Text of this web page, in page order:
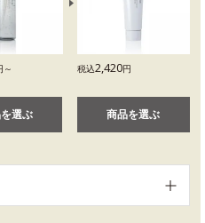
～
選ぶ
税込2,420円
商品を選ぶ